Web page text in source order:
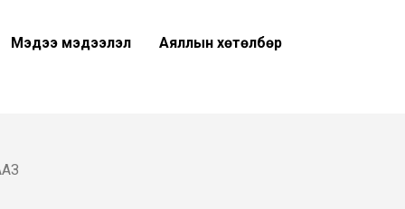
Мэдээ мэдээлэл Аяллын хөтөлбөр